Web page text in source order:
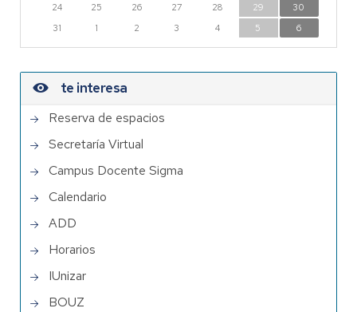
24
25 26 27 28 29
30
31
1 2 3 4 5 6
te interesa
Reserva de espacios
Secretaría Virtual
Campus Docente Sigma
Calendario
ADD
Horarios
IUnizar
BOUZ